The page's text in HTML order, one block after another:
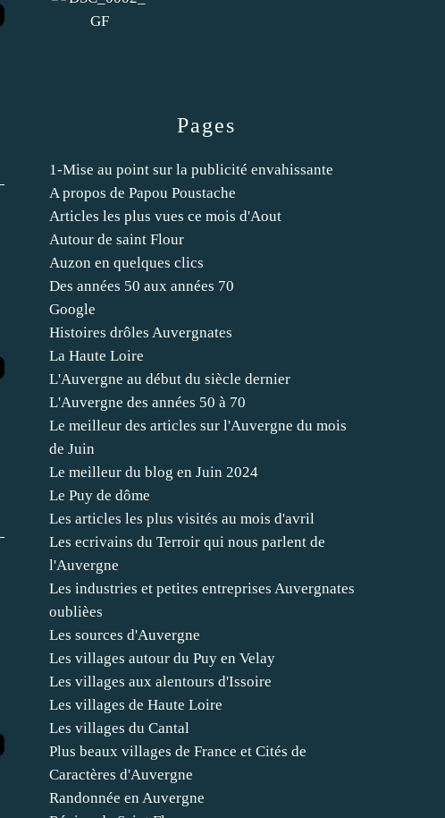
Pages
1-Mise au point sur la publicité envahissante
A propos de Papou Poustache
Articles les plus vues ce mois d'Aout
Autour de saint Flour
Auzon en quelques clics
Des années 50 aux années 70
Google
Histoires drôles Auvergnates
La Haute Loire
L'Auvergne au début du siècle dernier
L'Auvergne des années 50 à 70
Le meilleur des articles sur l'Auvergne du mois
de Juin
Le meilleur du blog en Juin 2024
Le Puy de dôme
Les articles les plus visités au mois d'avril
Les ecrivains du Terroir qui nous parlent de
l'Auvergne
Les industries et petites entreprises Auvergnates
oublièes
Les sources d'Auvergne
Les villages autour du Puy en Velay
Les villages aux alentours d'Issoire
Les villages de Haute Loire
Les villages du Cantal
Plus beaux villages de France et Cités de
Caractères d'Auvergne
Randonnée en Auvergne